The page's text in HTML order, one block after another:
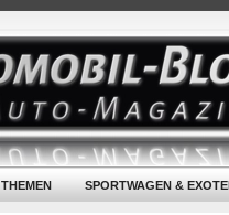
THEMEN SPORTWAGEN &